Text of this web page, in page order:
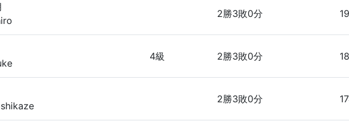
2勝3敗0分
4級 2勝3敗0分
2勝3敗0分